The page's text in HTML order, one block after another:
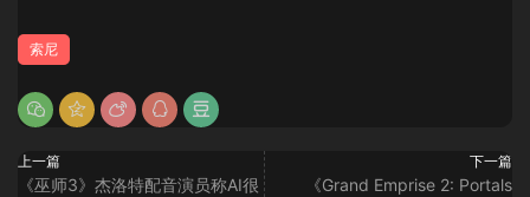
索尼
上一篇
《巫师3》杰洛特配音演员称AI很
下一篇
《Grand Emprise 2: Portals